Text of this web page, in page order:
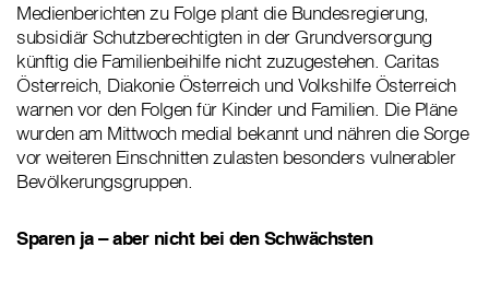
Medienberichten zu Folge plant die Bundesregierung,
subsidiär Schutzberechtigten in der Grundversorgung
künftig die Familienbeihilfe nicht zuzugestehen. Caritas
Österreich, Diakonie Österreich und Volkshilfe Österreich
warnen vor den Folgen für Kinder und Familien. Die Pläne
wurden am Mittwoch medial bekannt und nähren die Sorge
vor weiteren Einschnitten zulasten besonders vulnerabler
Bevölkerungsgruppen.
Sparen ja – aber nicht bei den Schwächsten